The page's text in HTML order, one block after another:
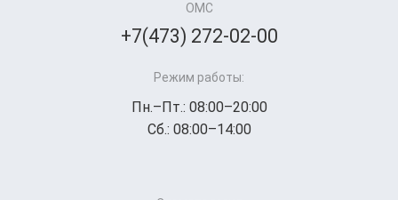
ОМС
+7(473) 272-02-00
Режим работы:
Пн.–Пт.: 08:00–20:00
Сб.: 08:00–14:00